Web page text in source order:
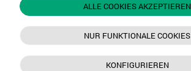
ALLE COOKIES AKZEPTIEREN
NUR FUNKTIONALE COOKIES
KONFIGURIEREN